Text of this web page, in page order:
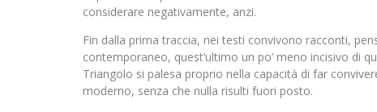
considerare negativamente, anzi.
Fin dalla prima traccia, nei testi convivono racconti,
contemporaneo, quest’ultimo un po’ meno incisivo di
Triangolo si palesa proprio nella capacità di far
moderno, senza che nulla risulti fuori posto.